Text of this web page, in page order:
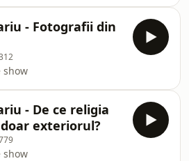
- Fotografii din
show
- De ce religia
exteriorul?
show